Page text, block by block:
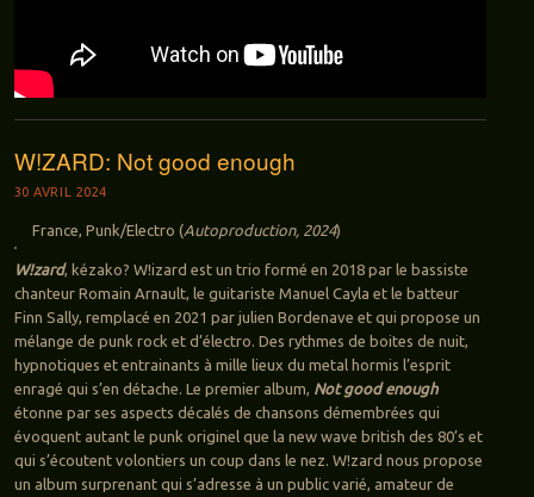
W!ZARD: Not good enough
30 AVRIL 2024
France, Punk/Electro (Autoproduction, 2024)
W!zard, kézako? W!izard est un trio formé en 2018 par le bassiste
chanteur Romain Arnault, le guitariste Manuel Cayla et le batteur
Finn Sally, remplacé en 2021 par julien Bordenave et qui propose un
mélange de punk rock et d’électro. Des rythmes de boites de nuit,
hypnotiques et entrainants à mille lieux du metal hormis l’esprit
enragé qui s’en détache. Le premier album, Not good enough
étonne par ses aspects décalés de chansons démembrées qui
évoquent autant le punk originel que la new wave british des 80’s et
qui s’écoutent volontiers un coup dans le nez. W!zard nous propose
un album surprenant qui s’adresse à un public varié, amateur de